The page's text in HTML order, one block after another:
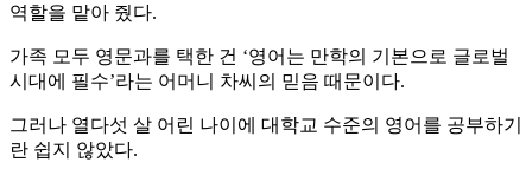
역할을 맡아 줬다.
가족 모두 영문과를 택한 건 ‘영어는 만학의 기본으로 글로벌
시대에 필수’라는 어머니 차씨의 믿음 때문이다.
그러나 열다섯 살 어린 나이에 대학교 수준의 영어를 공부하기
란 쉽지 않았다.